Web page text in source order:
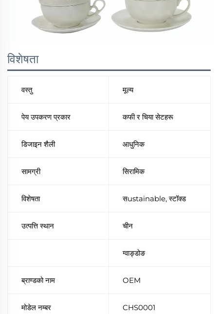
विशेषता
वस्तु मूल्य
पेय उपकरण प्रकार कफी र चिया सेटहरू
डिजाइन शैली आधुनिक
सामग्री सिरामिक
विशेषता सustainable, स्टॉक्ड
उत्पत्ति स्थान चीन
ग्वाङ्डोङ
ब्राण्डको नाम OEM
मोडेल नम्बर CHS0001